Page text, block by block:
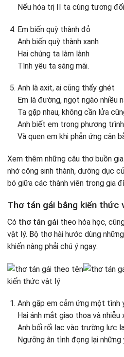
Nếu hóa trị II ta cùng tương
Em biến quỳ thành đỏ
Anh biến quỳ thành xanh
Hai chúng ta làm lành
Tình yêu ta sáng mãi.
Anh là axit, ai cũng thấy ghét
Em là đường, ngọt ngào nhiều
Ta gặp nhau, không cần lửa
Anh biết em trong phương
Và quen em khi phản ứng cân
Xem thêm những câu thơ buồn
nhớ công sinh thành, dưỡng dục
bó giữa các thành viên trong gia
Thơ tán gái bằng kiến thức
Có thơ tán gái theo hóa học,
vật lý. Bộ thơ hài hước dùng
khiến nàng phải chú ý ngay:
kiến thức vật lý
Anh gặp em cảm ứng một tình
Hai ánh mắt giao thoa và nhiễu
Anh bối rối lạc vào trường lực
Ngưỡng ân tình đọng lại những